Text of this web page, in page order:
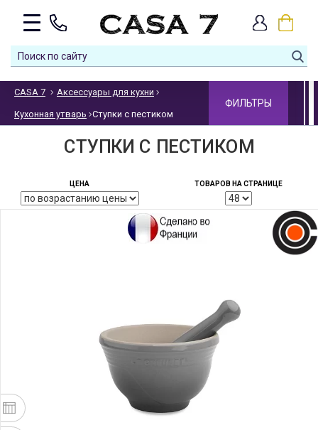
CASA 7 Аксессуары для кухни
Кухонная утварь Ступки с пестиком
ФИЛЬТРЫ
СТУПКИ С ПЕСТИКОМ
ЦЕНА ТОВАРОВ НА СТРАНИЦЕ